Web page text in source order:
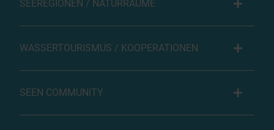
SEEREGIONEN / NATURRÄUME
WASSERTOURISMUS / KOOPERATIONEN
SEEN COMMUNITY